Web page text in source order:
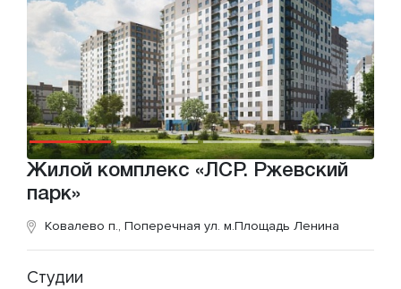
Жилой комплекс «ЛСР. Ржевский
парк»
Ковалево п., Поперечная ул. м.Площадь Ленина
Студии